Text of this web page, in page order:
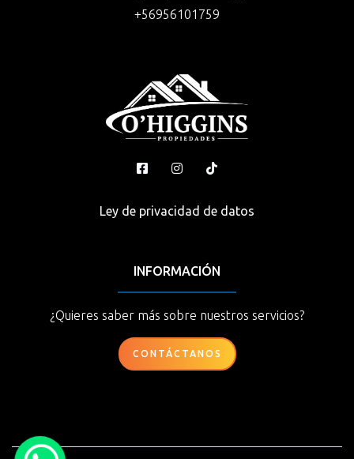
+56956101759
Ley de privacidad de datos
INFORMACIÓN
¿Quieres saber más sobre nuestros servicios?
CONTÁCTANOS